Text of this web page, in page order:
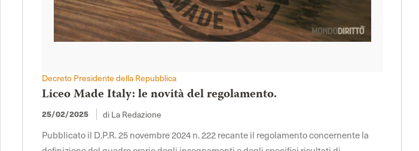
Decreto Presidente della Repubblica
Liceo Made Italy: le novità del regolamento.
25/02/2025 di La Redazione
Pubblicato il D.P.R. 25 novembre 2024 n. 222 recante il regolamento concernente la